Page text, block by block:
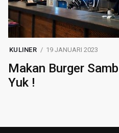
KULINER 19 JANUARI 2023
Makan Burger
Yuk !